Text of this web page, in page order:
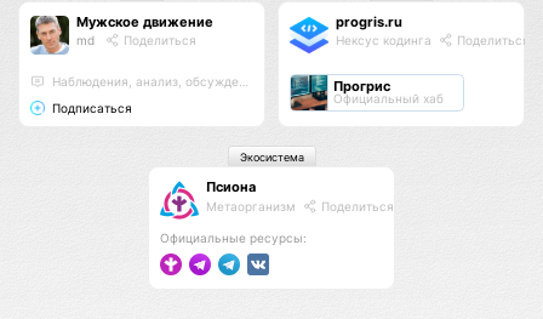
Мужское движение
md Поделиться
Наблюдения, анализ, обсуждения
Подписаться
progris.ru
Нексус кодинга Поделиться
Прогрис
Официальный хаб
Псиона
Метаорганизм Поделиться
Официальные ресурсы:
Экосистема